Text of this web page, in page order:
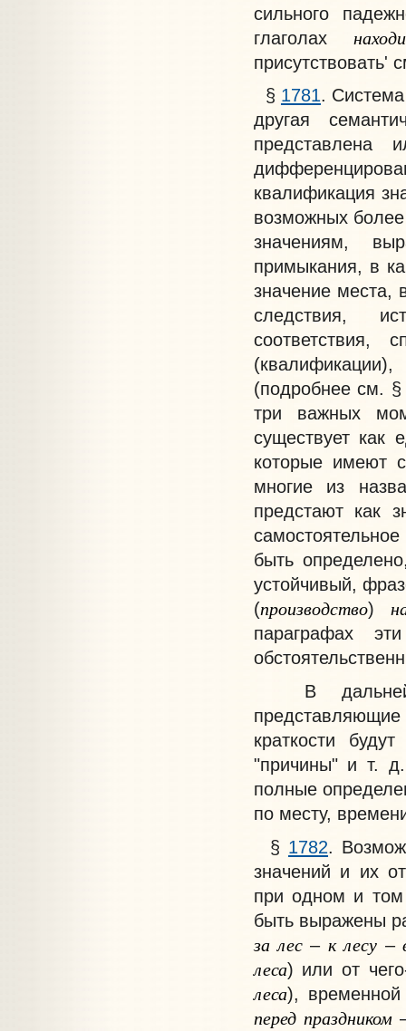
сильного
глаголах
присутствовать'
§ 1781.
другая
квалификация
возможных
значениям,
примыкания, в
значение места,
следствия,
соответствия,
(квалификации),
(подробнее см.
три важных
существует как
которые имеют
многие из
предстают как
быть
устойчивый,
(производство)
параграфах
В
краткости
"причины" и т.
полные
по месту,
§ 1782 .
значений и их
при одном и
быть выражены
за лес – к лесу –
леса) или от
леса), временной
перед праздником